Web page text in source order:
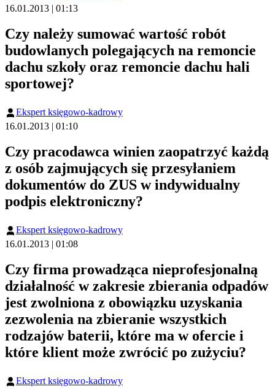
16.01.2013 | 01:13
Czy należy sumować wartość robót
budowlanych polegających na remoncie
dachu szkoły oraz remoncie dachu hali
sportowej?
Ekspert księgowo-kadrowy
16.01.2013 | 01:10
Czy pracodawca winien zaopatrzyć każdą
z osób zajmujących się przesyłaniem
dokumentów do ZUS w indywidualny
podpis elektroniczny?
Ekspert księgowo-kadrowy
16.01.2013 | 01:08
Czy firma prowadząca nieprofesjonalną
działalność w zakresie zbierania odpadów
jest zwolniona z obowiązku uzyskania
zezwolenia na zbieranie wszystkich
rodzajów baterii, które ma w ofercie i
które klient może zwrócić po zużyciu?
Ekspert księgowo-kadrowy